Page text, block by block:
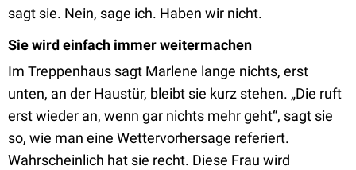
sagt sie. Nein, sage ich. Haben wir nicht.
Sie wird einfach immer weitermachen
Im Treppenhaus sagt Marlene lange nichts, erst
unten, an der Haustür, bleibt sie kurz stehen. „Die ruft
erst wieder an, wenn gar nichts mehr geht“, sagt sie
so, wie man eine Wettervorhersage referiert.
Wahrscheinlich hat sie recht. Diese Frau wird